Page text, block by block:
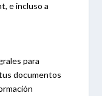
e incluso a
para
documentos